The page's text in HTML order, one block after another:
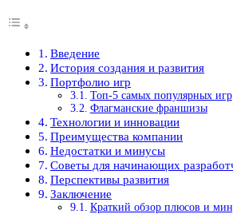
Введение
История создания и развития
Портфолио игр
Топ-5 самых популярных игр
Флагманские франшизы
Технологии и инновации
Преимущества компании
Недостатки и минусы
Советы для начинающих
Перспективы развития
Заключение
Краткий обзор плюсов и